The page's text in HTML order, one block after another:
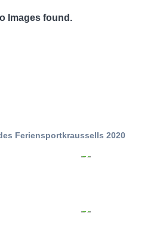
Images found.
Feriensportkraussells 2020